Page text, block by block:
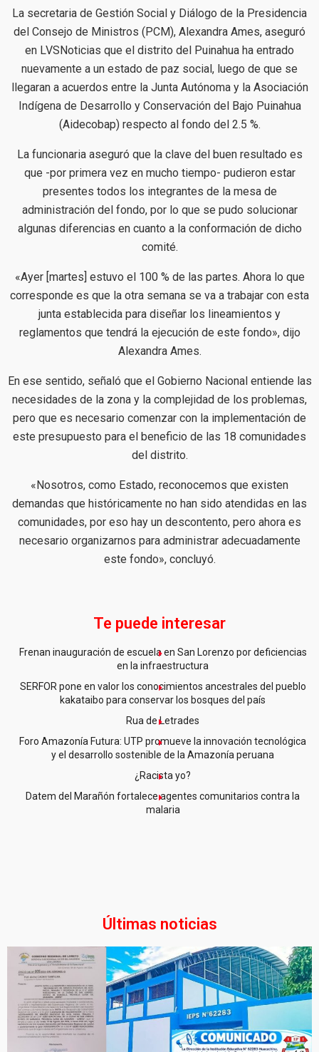
La secretaria de Gestión Social y Diálogo de la Presidencia
del Consejo de Ministros (PCM), Alexandra Ames, aseguró
en LVSNoticias que el distrito del Puinahua ha entrado
nuevamente a un estado de paz social, luego de que se
llegaran a acuerdos entre la Junta Autónoma y la Asociación
Indígena de Desarrollo y Conservación del Bajo Puinahua
(Aidecobap) respecto al fondo del 2.5 %.
La funcionaria aseguró que la clave del buen resultado es
que -por primera vez en mucho tiempo- pudieron estar
presentes todos los integrantes de la mesa de
administración del fondo, por lo que se pudo solucionar
algunas diferencias en cuanto a la conformación de dicho
comité.
«Ayer [martes] estuvo el 100 % de las partes. Ahora lo que
corresponde es que la otra semana se va a trabajar con esta
junta establecida para diseñar los lineamientos y
reglamentos que tendrá la ejecución de este fondo», dijo
Alexandra Ames.
En ese sentido, señaló que el Gobierno Nacional entiende las
necesidades de la zona y la complejidad de los problemas,
pero que es necesario comenzar con la implementación de
este presupuesto para el beneficio de las 18 comunidades
del distrito.
«Nosotros, como Estado, reconocemos que existen
demandas que históricamente no han sido atendidas en las
comunidades, por eso hay un descontento, pero ahora es
necesario organizarnos para administrar adecuadamente
este fondo», concluyó.
Te puede interesar
Frenan inauguración de escuela en San Lorenzo por deficiencias
en la infraestructura
SERFOR pone en valor los conocimientos ancestrales del pueblo
kakataibo para conservar los bosques del país
Rua de Letrades
Foro Amazonía Futura: UTP promueve la innovación tecnológica
y el desarrollo sostenible de la Amazonía peruana
¿Racista yo?
Datem del Marañón fortalece agentes comunitarios contra la
malaria
Últimas noticias